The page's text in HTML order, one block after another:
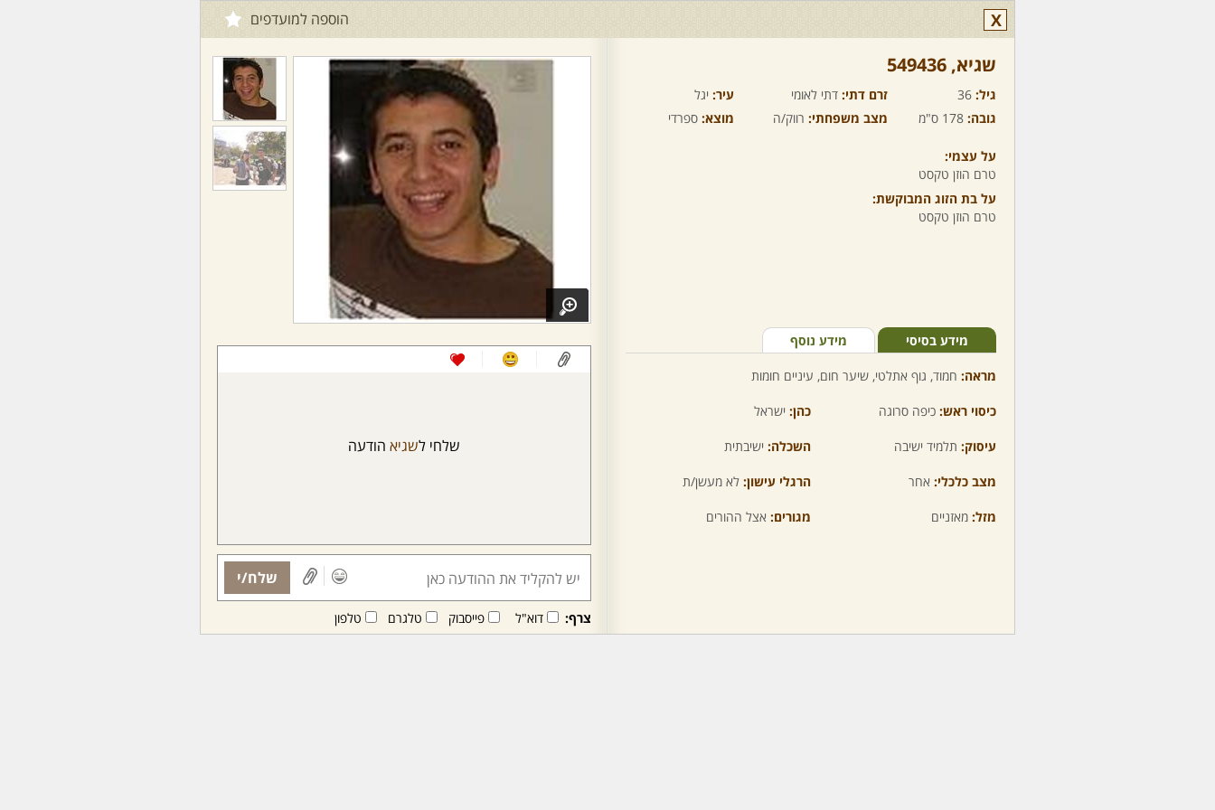
X הוספה למועדפים
שגיא,‏ 549436
גיל: 36 זרם דתי: דתי לאומי עיר: יגל
גובה: 178 ס"מ מצב משפחתי: רווק/ה מוצא: ספרדי
על עצמי:
טרם הוזן טקסט
על בת הזוג המבוקשת:
טרם הוזן טקסט
מידע בסיסי מידע נוסף
מראה: חמוד, גוף אתלטי, שיער חום, עיניים חומות
כיסוי ראש: כיפה סרוגה כהן: ישראל
עיסוק: תלמיד ישיבה השכלה: ישיבתית
מצב כלכלי: אחר הרגלי עישון: לא מעשן/ת
מזל: מאזניים מגורים: אצל ההורים
שלחי לשגיא הודעה
שלח/י
צרף: דוא"ל פייסבוק טלגרם טלפון